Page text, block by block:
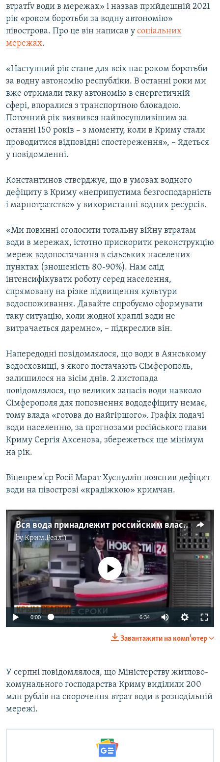
втратfv води в мережах» і назвав прийдешній 2021
рік «роком боротьби за водну автономію»
півострова. Про це він написав у соціальних
мережах.
«Наступний рік стане для всіх нас роком боротьби
за водну автономію республіки. В останні роки ми
вже отримали таку автономію в енергетичній
сфері, впоралися з транспортною блокадою.
Поточний рік виявився найпосушливішим за
останні 150 років – з моменту, коли в Криму стали
проводитися відповідні спостереження», – йдеться
у повідомленні.
Константинов стверджує, що в умовах водного
дефіциту в Криму «неприпустима безгосподарність
і марнотратство» у використанні водних ресурсів.
«Ми повинні оголосити тотальну війну втратам
води в мережах, істотно прискорити реконструкцію
мереж водопостачання в сільських населених
пунктах (зношеність 80-90%). Нам слід
інтенсифікувати роботу серед населення,
спрямовану на різке підвищення культури
водоспоживання. Давайте спробуємо сформувати
таку ситуацію, коли жодної краплі води не
витрачається даремно», – підкреслив він.
Напередодні повідомлялося, що води в Аянському
водосховищі, з якого постачають Сімферополь,
залишилося на вісім днів. 2 листопада
повідомлялося, що великих запасів води навколо
Сімферополя для поповнення вододефіциту немає,
тому влада «готова до найгіршого». Графік подачі
води населенню, за прогнозами російського глави
Криму Сергія Аксенова, збережеться ще мінімум
на рік.
Віцепрем'єр Росії Марат Хуснуллін пояснив дефіцит
води на півострові «крадіжкою» кримчан.
Вся вода принадлежит российским властям Крыма? | Крым.Реалии ТВ (видео)
byКрим.Реалії
720p 1080p
No media source currently available
0:00 6:34
720p
1080p
Завантажити на комп'ютер
У серпні повідомлялося, що Міністерству житлово-
комунального господарства Криму виділили 200
млн рублів на скорочення втрат води в розподільній
мережі.